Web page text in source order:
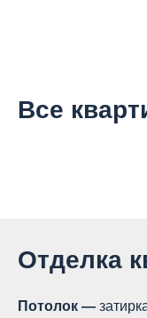
Все
Отделка
Потолок —